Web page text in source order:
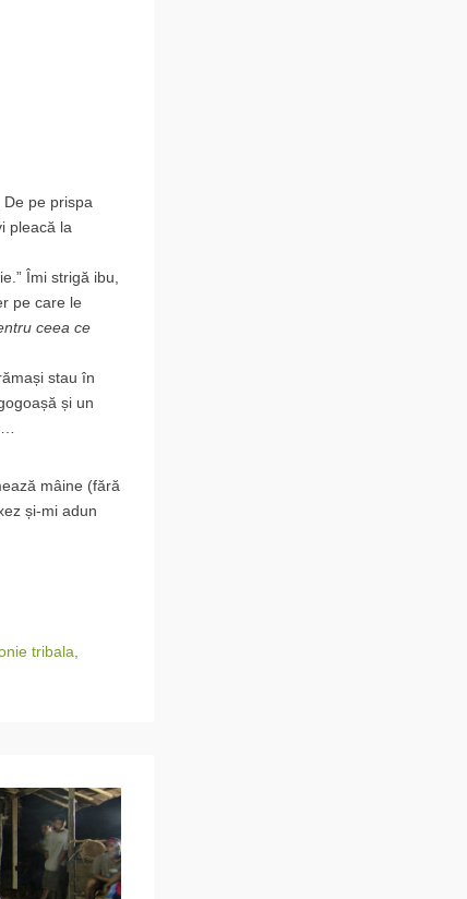
pe prispa
pleacă la
Îmi strigă ibu,
pe care le
ceea ce
stau în
și un
mâine (fără
și-mi adun
tribala